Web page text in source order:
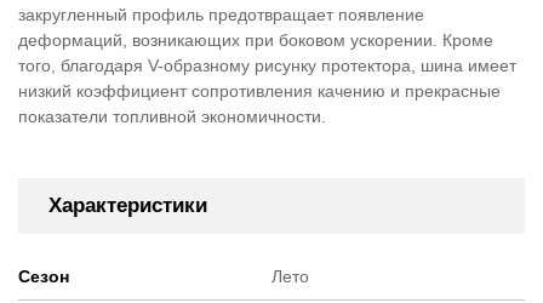
закругленный профиль предотвращает появление
деформаций, возникающих при боковом ускорении. Кроме
того, благодаря V-образному рисунку протектора, шина имеет
низкий коэффициент сопротивления качению и прекрасные
показатели топливной экономичности.
Характеристики
Сезон Лето